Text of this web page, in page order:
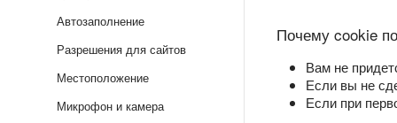
Автозаполнение
Разрешения для сайтов
Местоположение
Микрофон и камера
Почему cookie
Вам не
Если вы не
Если при